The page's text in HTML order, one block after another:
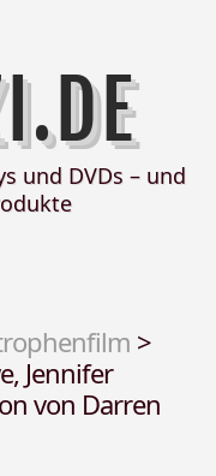
und DVDs – und
>
Jennifer
von Darren